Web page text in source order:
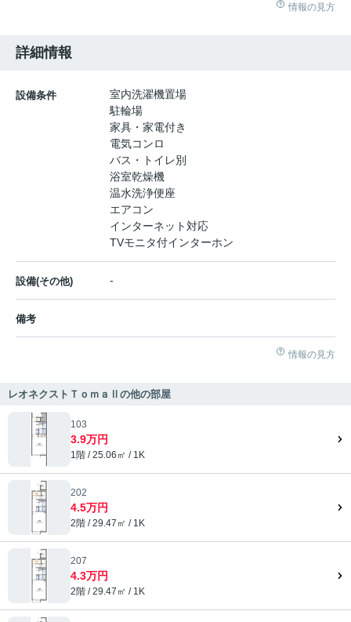
情報の見方
詳細情報
設備条件
室内洗濯機置場
駐輪場
家具・家電付き
電気コンロ
バス・トイレ別
浴室乾燥機
温水洗浄便座
エアコン
インターネット対応
TVモニタ付インターホン
設備(その他) -
備考
情報の見方
レオネクストＴｏｍａⅡの他の部屋
103
3.9万円
1階 / 25.06㎡ / 1K
202
4.5万円
2階 / 29.47㎡ / 1K
207
4.3万円
2階 / 29.47㎡ / 1K